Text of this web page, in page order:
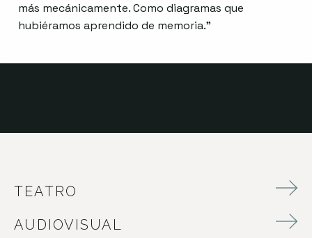
más mecánicamente. Como diagramas que
hubiéramos aprendido de memoria.”
TEATRO
AUDIOVISUAL